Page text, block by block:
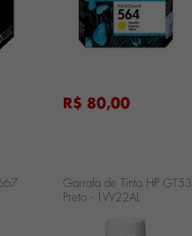
R$ 80,00
Garrafa de Tinta HP GT53
Preto - 1VV22AL